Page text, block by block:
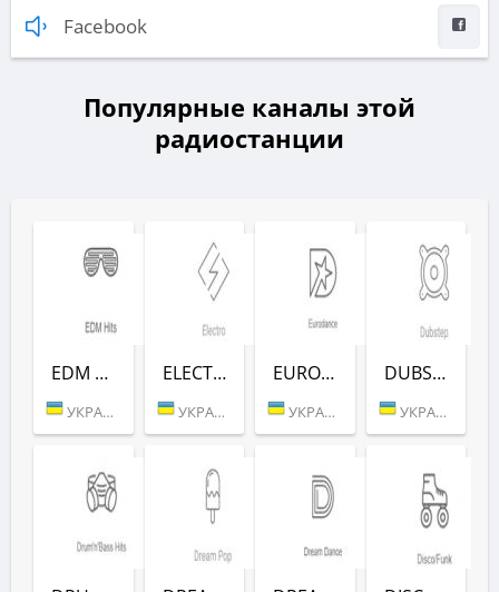
Facebook
Популярные каналы этой
радиостанции
EDM HITS (РАДІО РЕКОРД)
УКРАИНА (БЕРДИЧЕВ)
ELECTRO (РАДІО РЕКОРД)
УКРАИНА (БЕРДИЧЕВ)
EURODANCE (РАДІО РЕКОРД)
УКРАИНА (БЕРДИЧЕВ)
DUBSTEP (РАДІО РЕКОРД)
УКРАИНА (БЕРДИЧЕВ)